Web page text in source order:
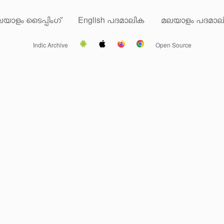
ടൈപ്പിംഗ് English പദമാലിക മലയാളം
Indic Archive Open Source